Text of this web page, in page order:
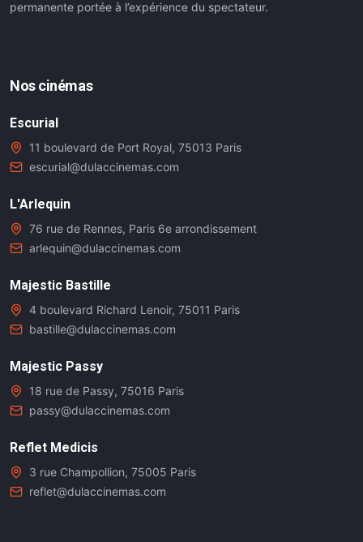
permanente portée à l’expérience du spectateur.
Nos cinémas
Escurial
11 boulevard de Port Royal, 75013 Paris
escurial@dulaccinemas.com
L'Arlequin
76 rue de Rennes, Paris 6e arrondissement
arlequin@dulaccinemas.com
Majestic Bastille
4 boulevard Richard Lenoir, 75011 Paris
bastille@dulaccinemas.com
Majestic Passy
18 rue de Passy, 75016 Paris
passy@dulaccinemas.com
Reflet Medicis
3 rue Champollion, 75005 Paris
reflet@dulaccinemas.com